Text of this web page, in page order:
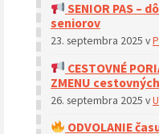
SENIOR PAS –
seniorov
23. septembra 2025 v
CESTOVNÉ
ZMENU
26. septembra 2025 v
ODVOLANIE